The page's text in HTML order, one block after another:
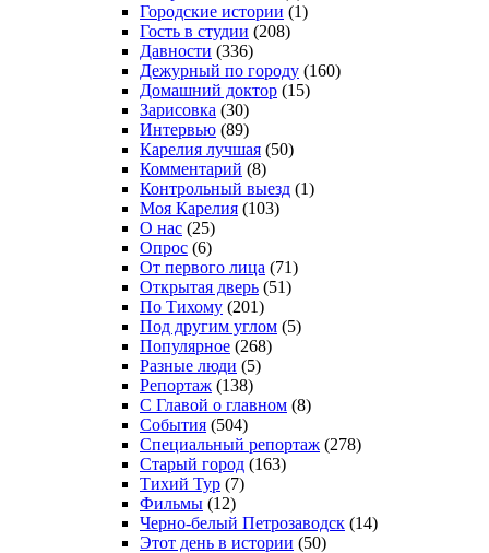
Городские истории (1)
Гость в студии (208)
Давности (336)
Дежурный по городу (160)
Домашний доктор (15)
Зарисовка (30)
Интервью (89)
Карелия лучшая (50)
Комментарий (8)
Контрольный выезд (1)
Моя Карелия (103)
О нас (25)
Опрос (6)
От первого лица (71)
Открытая дверь (51)
По Тихому (201)
Под другим углом (5)
Популярное (268)
Разные люди (5)
Репортаж (138)
С Главой о главном (8)
События (504)
Специальный репортаж (278)
Старый город (163)
Тихий Тур (7)
Фильмы (12)
Черно-белый Петрозаводск (14)
Этот день в истории (50)